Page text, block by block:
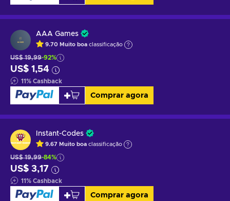
AAA Games
9.70 Muito boa classificação
US$ 19,99-92%
US$ 1,54
11% Cashback
Comprar agora
Instant-Codes
9.67 Muito boa classificação
US$ 19,99-84%
US$ 3,17
11% Cashback
Comprar agora